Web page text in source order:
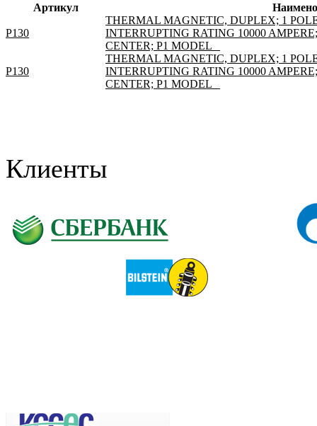
Артикул
P130
THERMAL MAGNETIC, DUPLEX; 1
INTERRUPTING RATING 10000
CENTER; P1 MODEL _
P130
THERMAL MAGNETIC, DUPLEX; 1
INTERRUPTING RATING 10000
CENTER; P1 MODEL _
Клиенты